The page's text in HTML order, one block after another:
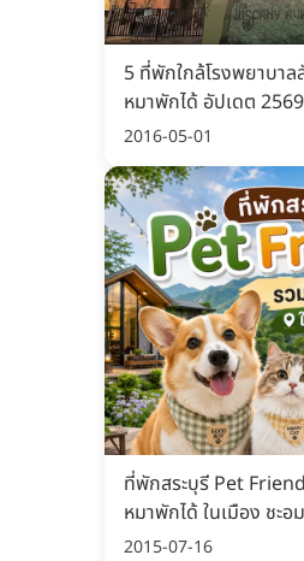
ป๋าแมว พาน้องเที่ยวได้
าคาสบายกระเป๋า
บายกระเป๋า พกพาง่าย เที่ยวไหนก็
เริ่มต้น 118 บาท
กราคาล่าสุด ก่อนของหมด
สั่งเลย
สา
ใส่ง่
เที่ย
5 ที่พักใกล้โรงพยาบาล
หมาพักได้ อัปเดต 2569
2016-05-01
ที่พักสระบุรี Pet
หมาพักได้ ในเมือง ชะอ
2015-07-16